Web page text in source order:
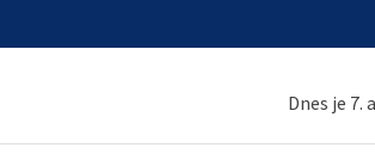
Dnes je 7.